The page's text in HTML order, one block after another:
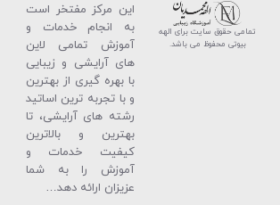
تمامی حقوق سایت برای الهه
بیوتی محفوظ می باشد.
این مركز مفتخر است
به انجام خدمات و
آموزش تمامی لاین
های آرایشی و زیبایی
با بهره گیری از بهترین
و با تجربه ترین اساتید
رشته های آرایشی، تا
بهترین و بالاترین
كیفیت خدمات و
آموزش را به شما
عزیزان ارائه دهد…